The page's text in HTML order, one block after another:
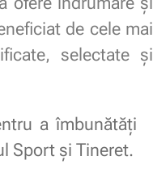
de cele mai
selectate și
a îmbunătăți
Sport și Tineret.